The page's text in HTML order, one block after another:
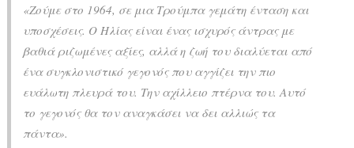
«Ζούμε στο 1964, σε μια Τρούμπα γεμάτη ένταση και
υποσχέσεις. Ο Ηλίας είναι ένας ισχυρός άντρας με
βαθιά ριζωμένες αξίες, αλλά η ζωή του διαλύεται από
ένα συγκλονιστικό γεγονός που αγγίζει την πιο
ευάλωτη πλευρά του. Την αχίλλειο πτέρνα του. Αυτό
το γεγονός θα τον αναγκάσει να δει αλλιώς τα
πάντα».